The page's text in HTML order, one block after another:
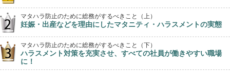
マタハラ防止のために総務がするべきこと（上）
妊娠・出産などを理由にしたマタニティ・ハラスメントの実態
マタハラ防止のために総務がするべきこと（下）
ハラスメント対策を充実させ、すべての社員が働きやすい職場
に！